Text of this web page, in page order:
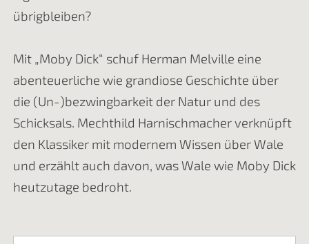
übrigbleiben?
Mit „Moby Dick“ schuf Herman Melville eine
abenteuerliche wie grandiose Geschichte über
die (Un-)bezwingbarkeit der Natur und des
Schicksals. Mechthild Harnischmacher verknüpft
den Klassiker mit modernem Wissen über Wale
und erzählt auch davon, was Wale wie Moby Dick
heutzutage bedroht.